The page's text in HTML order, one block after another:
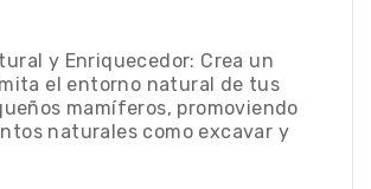
y Enriquecedor: Crea un
el entorno natural de tus
mamíferos, promoviendo
naturales como excavar y